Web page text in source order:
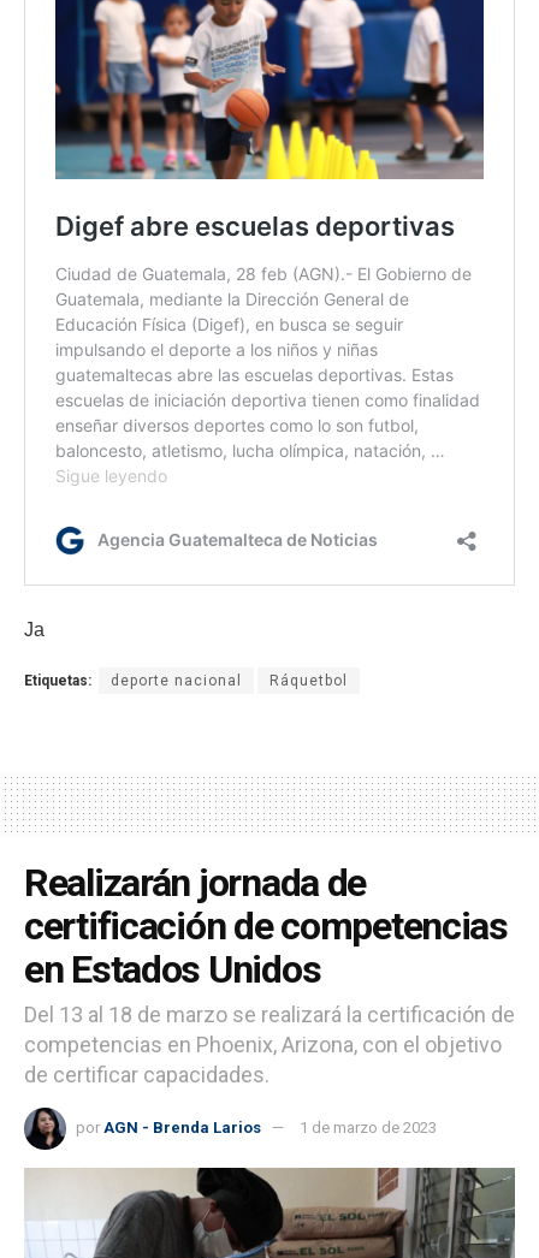
Ja
Etiquetas: deporte nacional Ráquetbol
Realizarán jornada de
certificación de competencias
en Estados Unidos
Del 13 al 18 de marzo se realizará la certificación de
competencias en Phoenix, Arizona, con el objetivo
de certificar capacidades.
por AGN - Brenda Larios 1 de marzo de 2023